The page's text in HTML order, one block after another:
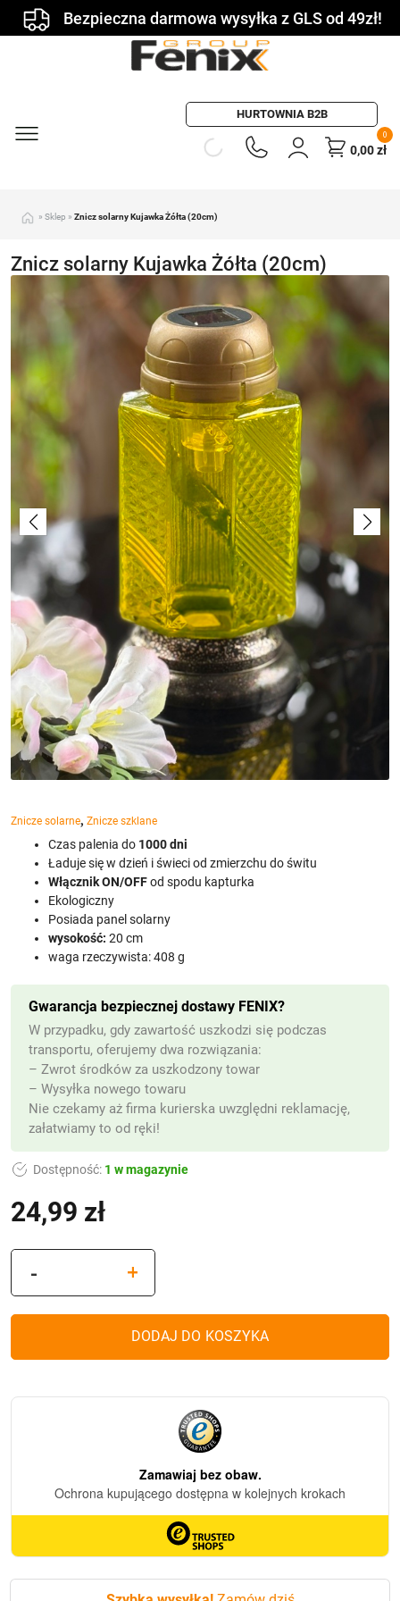
Bezpieczna darmowa wysyłka z GLS od 49zł!
HURTOWNIA B2B
0
0,00zł
» Sklep » Znicz solarny Kujawka Żółta (20cm)
Znicz solarny Kujawka Żółta (20cm)
Znicze solarne, Znicze szklane
24,99 zł
Czas palenia do 1000 dni
Ładuje się w dzień i świeci od zmierzchu do świtu
Włącznik ON/OFFod spodu kapturka
Ekologiczny
Posiada panel solarny
wysokość: 20 cm
waga rzeczywista: 408 g
Dostępność: 1 w magazynie
Gwarancja bezpiecznej dostawy FENIX?
W przypadku, gdy zawartość uszkodzi się podczas
transportu, oferujemy dwa rozwiązania:
– Zwrot środków za uszkodzony towar
– Wysyłka nowego towaru
Nie czekamy aż firma kurierska uwzględni reklamację,
załatwiamy to od ręki!
- +
DODAJ DO KOSZYKA